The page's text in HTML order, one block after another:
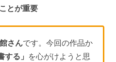
とが重要
さんです。今回の作品か
する」 を心がけようと思